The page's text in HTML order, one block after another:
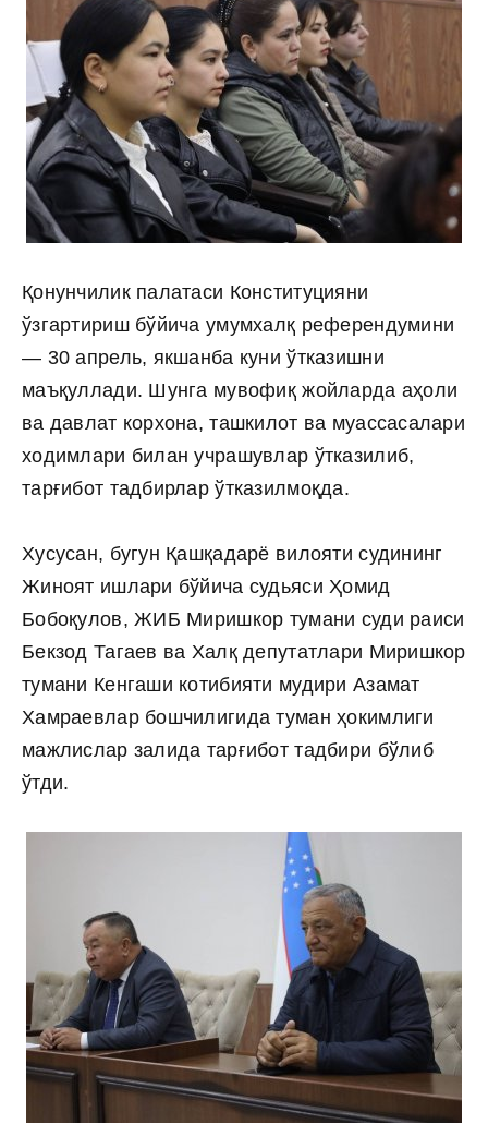
Қонунчилик палатаси Конституцияни
ўзгартириш бўйича умумхалқ референдумини
— 30 апрель, якшанба куни ўтказишни
маъқуллади. Шунга мувофиқ жойларда аҳоли
ва давлат корхона, ташкилот ва муассасалари
ходимлари билан учрашувлар ўтказилиб,
тарғибот тадбирлар ўтказилмоқда.
Хусусан, бугун Қашқадарё вилояти судининг
Жиноят ишлари бўйича судьяси Ҳомид
Бобоқулов, ЖИБ Миришкор тумани суди раиси
Бекзод Тагаев ва Халқ депутатлари Миришкор
тумани Кенгаши котибияти мудири Азамат
Хамраевлар бошчилигида туман ҳокимлиги
мажлислар залида тарғибот тадбири бўлиб
ўтди.